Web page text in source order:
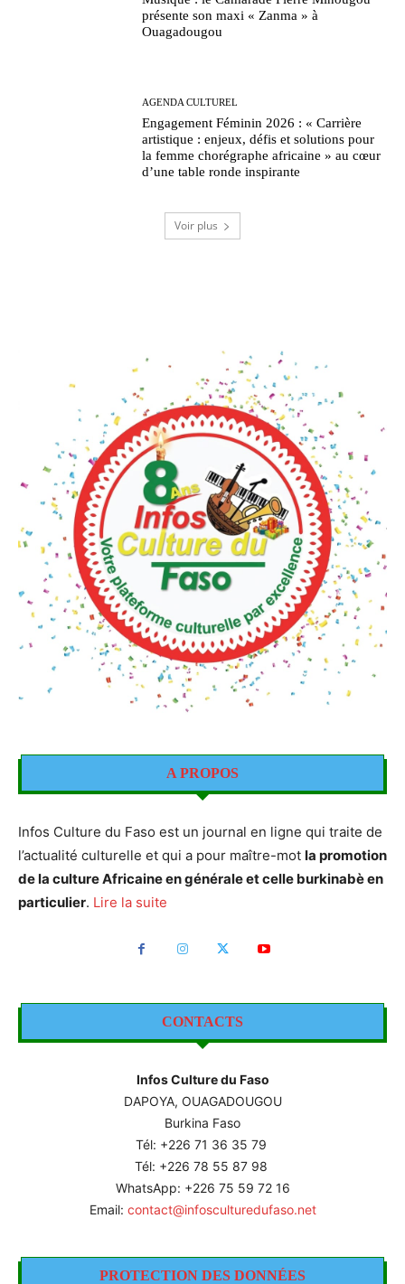
présente son maxi « Zanma » à
Ouagadougou
AGENDA CULTUREL
Engagement Féminin 2026 : « Carrière
artistique : enjeux, défis et solutions pour
la femme chorégraphe africaine » au cœur
d’une table ronde inspirante
Voir plus
A PROPOS
Infos Culture du Faso est un journal en ligne qui traite de
l’actualité culturelle et qui a pour maître-mot la promotion
de la culture Africaine en générale et celle burkinabè en
particulier. Lire la suite
CONTACTS
Infos Culture du Faso
DAPOYA, OUAGADOUGOU
Burkina Faso
Tél: +226 71 36 35 79
Tél: +226 78 55 87 98
WhatsApp: +226 75 59 72 16
Email: contact@infosculturedufaso.net
PROTECTION DES DONNÉES